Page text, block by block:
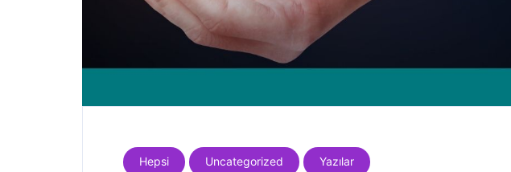
Hepsi Uncategorized Yazılar